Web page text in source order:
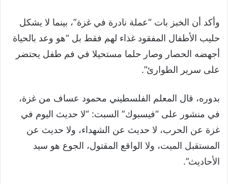
وأكد أن الخبز بات “عملة نادرة في غزة”، بينما لا يشكل
حليب الأطفال المفقود غذاء لهم فقط بل “هو وعد بالحياة
أجهضه الحصار وصار حلما مستحيلا في فم طفل يحتضر
على سرير الطوارئ”.
بدوره، قال المعلم الفلسطيني محمود عساف من غزة،
في منشور على “فيسبوك” السبت: “لا حديث اليوم في
غزة عن الحرب، لا حديث عن الشهداء، ولا حديث عن
المستقبل الميت، ولا الواقع المقتول، الجوع هو سيد
الأحاديث”.